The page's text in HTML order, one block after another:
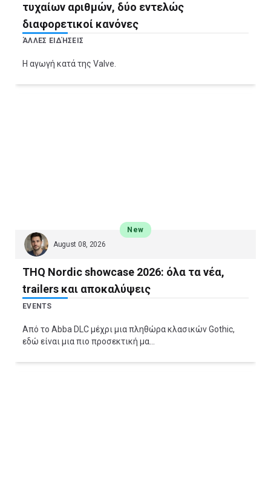
τυχαίων αριθμών, δύο εντελώς
διαφορετικοί κανόνες
ΆΛΛΕΣ ΕΙΔΉΣΕΙΣ
Η αγωγή κατά της Valve.
August 08, 2026
New
THQ Nordic showcase 2026: όλα τα νέα,
trailers και αποκαλύψεις
EVENTS
Από το Abba DLC μέχρι μια πληθώρα κλασικών Gothic,
εδώ είναι μια πιο προσεκτική μα...